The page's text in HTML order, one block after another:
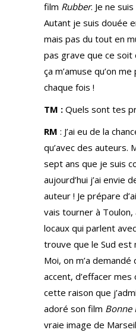
film Rubber. Je ne
Autant je suis douée
mais pas du tout en
pas grave que ce soit
ça m’amuse qu’on
chaque fois !
TM : Quels sont tes
RM : J’ai eu de la
qu’avec des auteurs.
sept ans que je suis
aujourd’hui j’ai envie
auteur ! Je prépare
vais tourner à
locaux qui parlent
trouve que le Sud est
Moi, on m’a
accent, d’effacer
cette raison que
adoré son film Bonne
vraie image de